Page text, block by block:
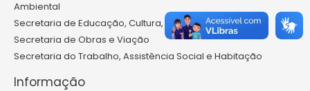
Ambiental
Secretaria de Educação, Cultura, Turismo e Desporto
Secretaria de Obras e Viação
Secretaria do Trabalho, Assistência Social e Habitação
Informação